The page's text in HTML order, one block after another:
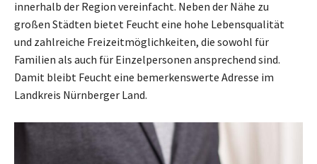
innerhalb der Region vereinfacht. Neben der Nähe zu
großen Städten bietet Feucht eine hohe Lebensqualität
und zahlreiche Freizeitmöglichkeiten, die sowohl für
Familien als auch für Einzelpersonen ansprechend sind.
Damit bleibt Feucht eine bemerkenswerte Adresse im
Landkreis Nürnberger Land.